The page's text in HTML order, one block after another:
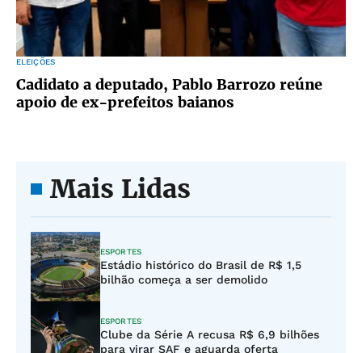
ELEIÇÕES
Cadidato a deputado, Pablo Barrozo reúne
apoio de ex-prefeitos baianos
Mais Lidas
ESPORTES
Estádio histórico do Brasil de R$ 1,5
bilhão começa a ser demolido
ESPORTES
Clube da Série A recusa R$ 6,9 bilhões
para virar SAF e aguarda oferta